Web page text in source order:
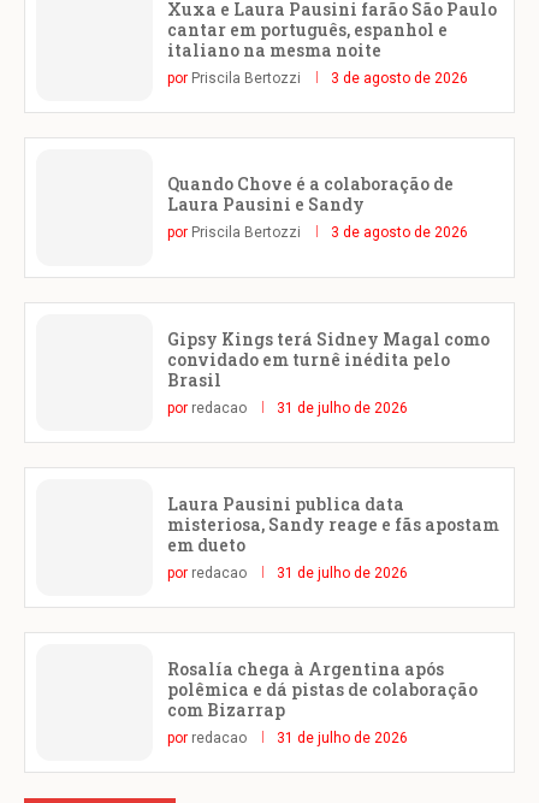
Xuxa e Laura Pausini farão São Paulo
cantar em português, espanhol e
italiano na mesma noite
por Priscila Bertozzi 3 de agosto de 2026
Quando Chove é a colaboração de
Laura Pausini e Sandy
por Priscila Bertozzi 3 de agosto de 2026
Gipsy Kings terá Sidney Magal como
convidado em turnê inédita pelo
Brasil
por redacao 31 de julho de 2026
Laura Pausini publica data
misteriosa, Sandy reage e fãs apostam
em dueto
por redacao 31 de julho de 2026
Rosalía chega à Argentina após
polêmica e dá pistas de colaboração
com Bizarrap
por redacao 31 de julho de 2026